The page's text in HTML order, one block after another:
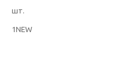
шт.
1NEW